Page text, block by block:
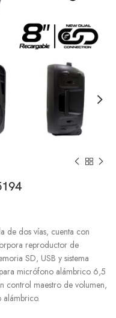
de dos vías, cuenta con
reproductor de
SD, USB y sistema
micrófono alámbrico 6,5
control maestro de volumen,